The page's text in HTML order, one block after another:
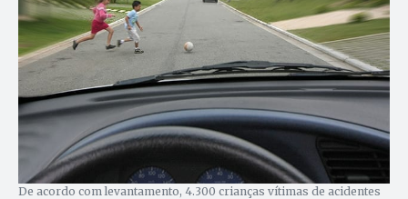
De acordo com levantamento, 4.300 crianças vítimas de acidentes